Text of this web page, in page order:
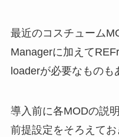
最近のコスチューム
Managerに加えて
loaderが必要なものも
導入前に各MODの説
前提設定をそろえてお